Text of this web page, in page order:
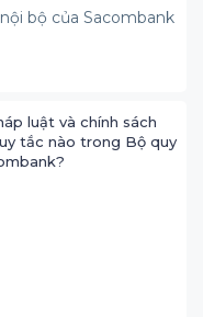
bộ của Sacombank
luật và chính sách
tắc nào trong Bộ quy